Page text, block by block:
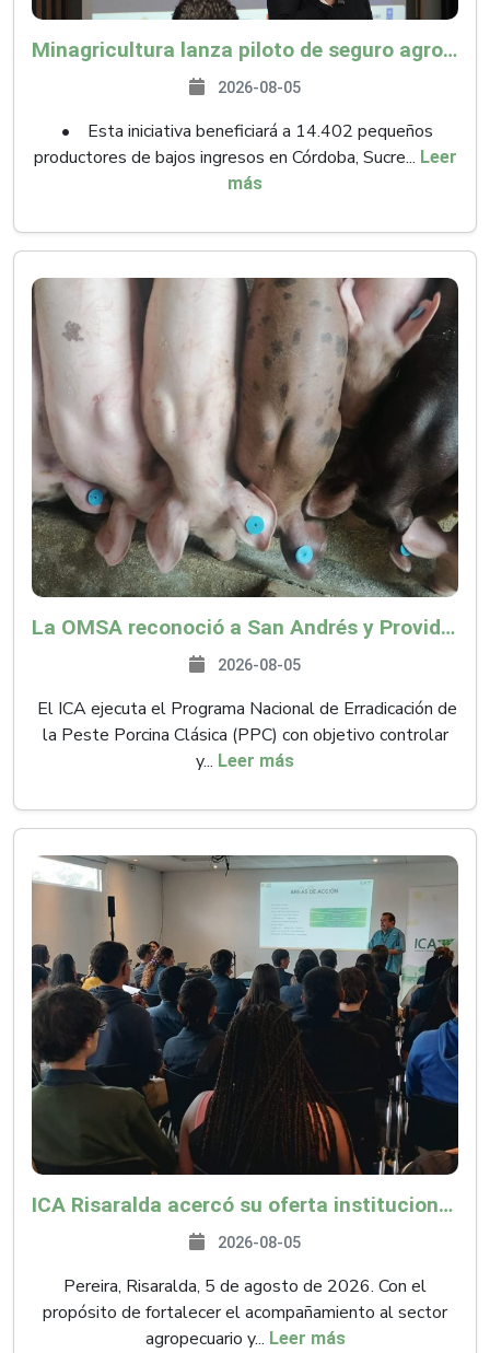
Minagricultura lanza piloto de seguro agropecuario por $9.625 millones para proteger a más de 14.000 pequeños productores contra riesgos del Fenómeno de El Niño
2026-08-05
• Esta iniciativa beneficiará a 14.402 pequeños
productores de bajos ingresos en Córdoba, Sucre... Leer
más
La OMSA reconoció a San Andrés y Providencia como zona libre de Peste Porcina Clásica (PPC)
2026-08-05
El ICA ejecuta el Programa Nacional de Erradicación de
la Peste Porcina Clásica (PPC) con objetivo controlar
y... Leer más
ICA Risaralda acercó su oferta institucional a productores y emprendedores en Expocamello
2026-08-05
Pereira, Risaralda, 5 de agosto de 2026. Con el
propósito de fortalecer el acompañamiento al sector
agropecuario y... Leer más